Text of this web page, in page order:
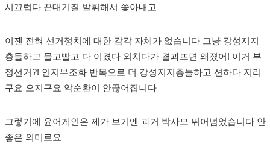
시끄럽다 꼰대기질 발휘해서 쫓아내고
이젠 전혀 선거정치에 대한 감각 자체가 없습니다 그냥 강성지지
층들하고 물고빨고 다 이겼다 외치다가 결과뜨면 왜졌어! 이거 부
정선거?! 인지부조화 반복으로 더 강성지지층들하고 션하다 지리
구요 오지구요 악순환이 안끊어집니다
그렇기에 윤어게인은 제가 보기엔 과거 박사모 뛰어넘었습니다 안
좋은 의미로요